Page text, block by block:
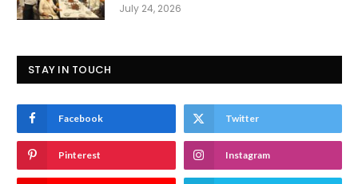
July 24, 2026
STAY IN TOUCH
Facebook Twitter
Pinterest Instagram